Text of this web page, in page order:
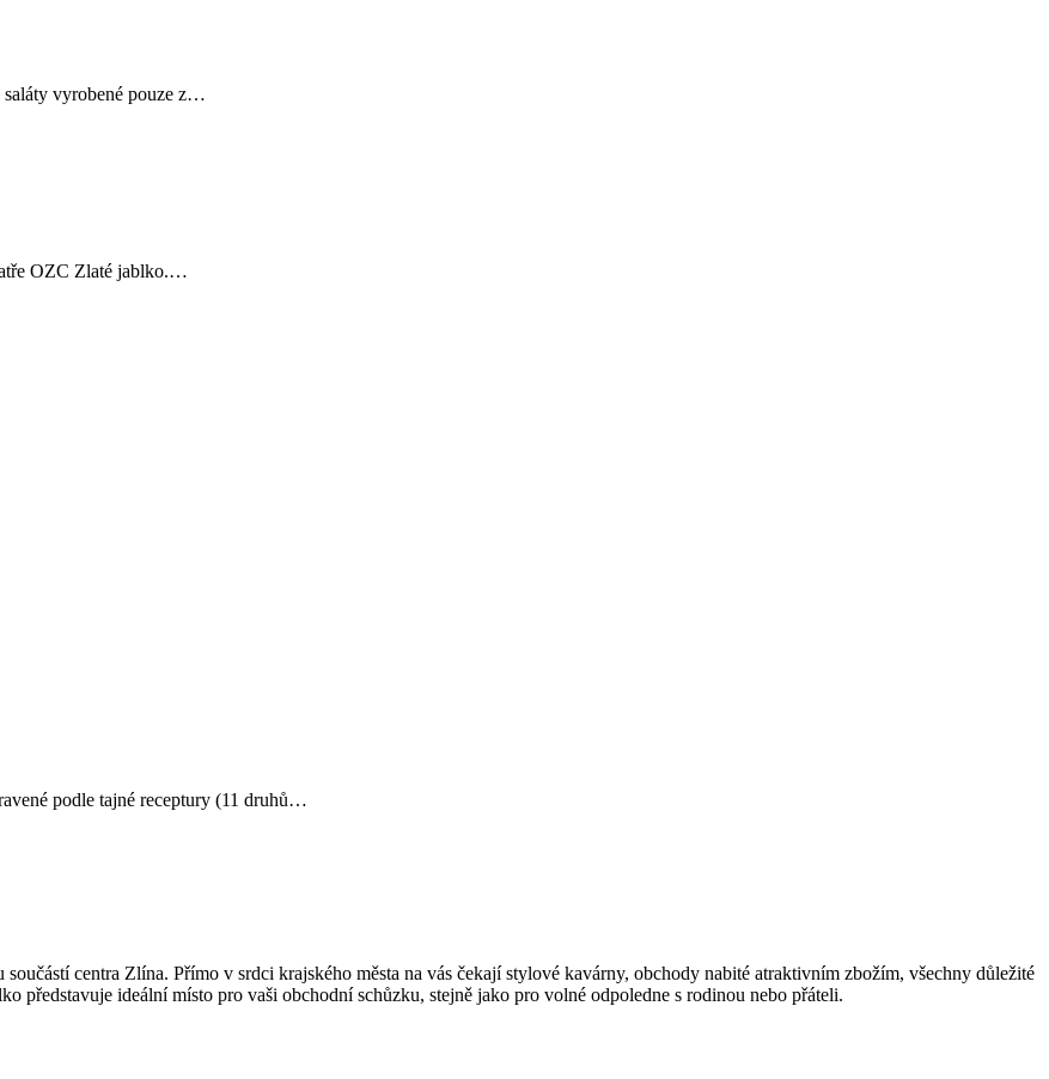
saláty vyrobené pouze z…
OZC Zlaté jablko.…
podle tajné receptury (11 druhů…
centra Zlína. Přímo v srdci krajského města na vás čekají stylové kavárny, obchody nabité atraktivním zbožím, všechny důležité
představuje ideální místo pro vaši obchodní schůzku, stejně jako pro volné odpoledne s rodinou nebo přáteli.